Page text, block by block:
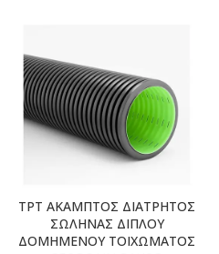
TPT ΑΚΑΜΠΤΟΣ ΔΙΑΤΡΗΤΟΣ
ΣΩΛΗΝΑΣ ΔΙΠΛΟΥ
ΔΟΜΗΜΕΝΟΥ ΤΟΙΧΩΜΑΤΟΣ